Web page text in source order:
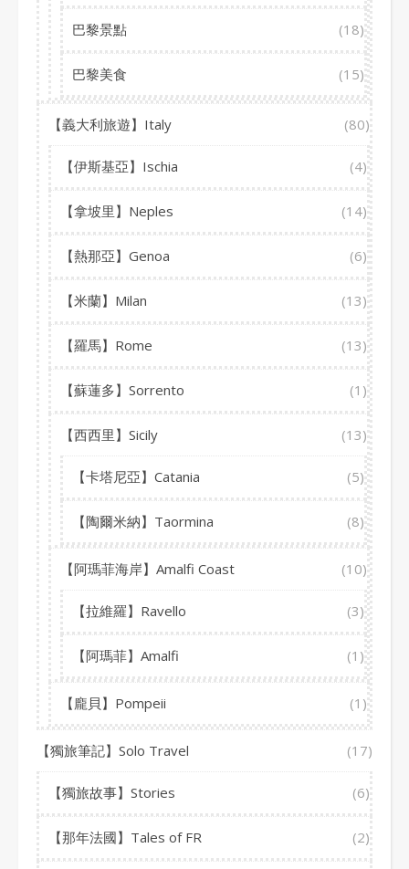
巴黎景點 (18)
巴黎美食 (15)
【義大利旅遊】Italy (80)
【伊斯基亞】Ischia (4)
【拿坡里】Neples (14)
【熱那亞】Genoa (6)
【米蘭】Milan (13)
【羅馬】Rome (13)
【蘇蓮多】Sorrento (1)
【西西里】Sicily (13)
【卡塔尼亞】Catania (5)
【陶爾米納】Taormina (8)
【阿瑪菲海岸】Amalfi Coast (10)
【拉維羅】Ravello (3)
【阿瑪菲】Amalfi (1)
【龐貝】Pompeii (1)
【獨旅筆記】Solo Travel (17)
【獨旅故事】Stories (6)
【那年法國】Tales of FR (2)